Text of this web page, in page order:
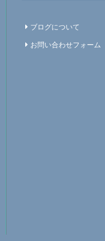
ブログについて
お問い合わせフォーム